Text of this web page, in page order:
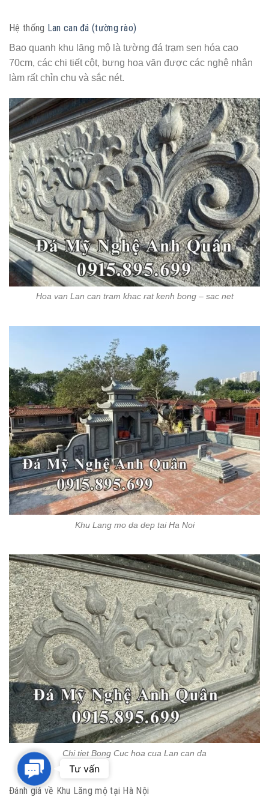
Hệ thống Lan can đá (tường rào)
Bao quanh khu lăng mộ là tường đá trạm sen hóa cao
70cm, các chi tiết cột, bưng hoa văn được các nghệ nhân
làm rất chỉn chu và sắc nét.
Hoa van Lan can tram khac rat kenh bong – sac net
Khu Lang mo da dep tai Ha Noi
Chi tiet Bong Cuc hoa cua Lan can da
Đánh giá về Khu Lăng mộ tại Hà Nội
Contact
Us
Tư vấn